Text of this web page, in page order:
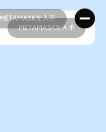
METAMASKを入手
METAMASKを入手
METAMASKを入手